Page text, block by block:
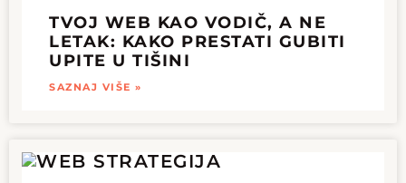
TVOJ WEB KAO VODIČ, A NE
LETAK: KAKO PRESTATI GUBITI
UPITE U TIŠINI
SAZNAJ VIŠE »